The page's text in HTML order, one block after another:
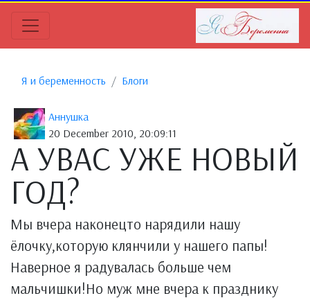
Я и беременность Блоги
Аннушка
20 December 2010, 20:09:11
А УВАС УЖЕ НОВЫЙ
ГОД?
Мы вчера наконецто нарядили нашу
ёлочку,которую клянчили у нашего папы!
Наверное я радувалась больше чем
мальчишки!Но муж мне вчера к празднику